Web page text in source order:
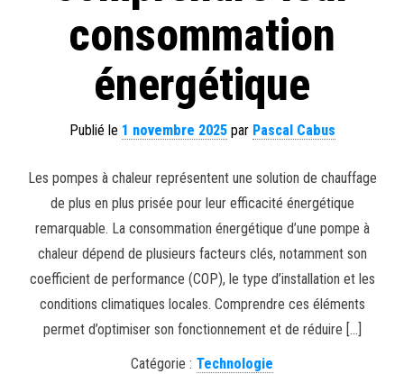
consommation
énergétique
Publié le 1 novembre 2025par Pascal Cabus
Les pompes à chaleur représentent une solution de chauffage
de plus en plus prisée pour leur efficacité énergétique
remarquable. La consommation énergétique d’une pompe à
chaleur dépend de plusieurs facteurs clés, notamment son
coefficient de performance (COP), le type d’installation et les
conditions climatiques locales. Comprendre ces éléments
permet d’optimiser son fonctionnement et de réduire […]
Catégorie : Technologie